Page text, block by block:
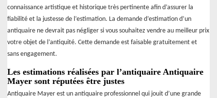
connaissance artistique et historique très pertinente afin d’assurer la
fiabilité et la justesse de l’estimation. La demande d’estimation d’un
antiquaire ne devrait pas négliger si vous souhaitez vendre au meilleur prix
votre objet de l’antiquité. Cette demande est faisable gratuitement et
sans engagement.
Les estimations réalisées par l’antiquaire Antiquaire
Mayer sont réputées être justes
Antiquaire Mayer est un antiquaire professionnel qui jouit d’une grande